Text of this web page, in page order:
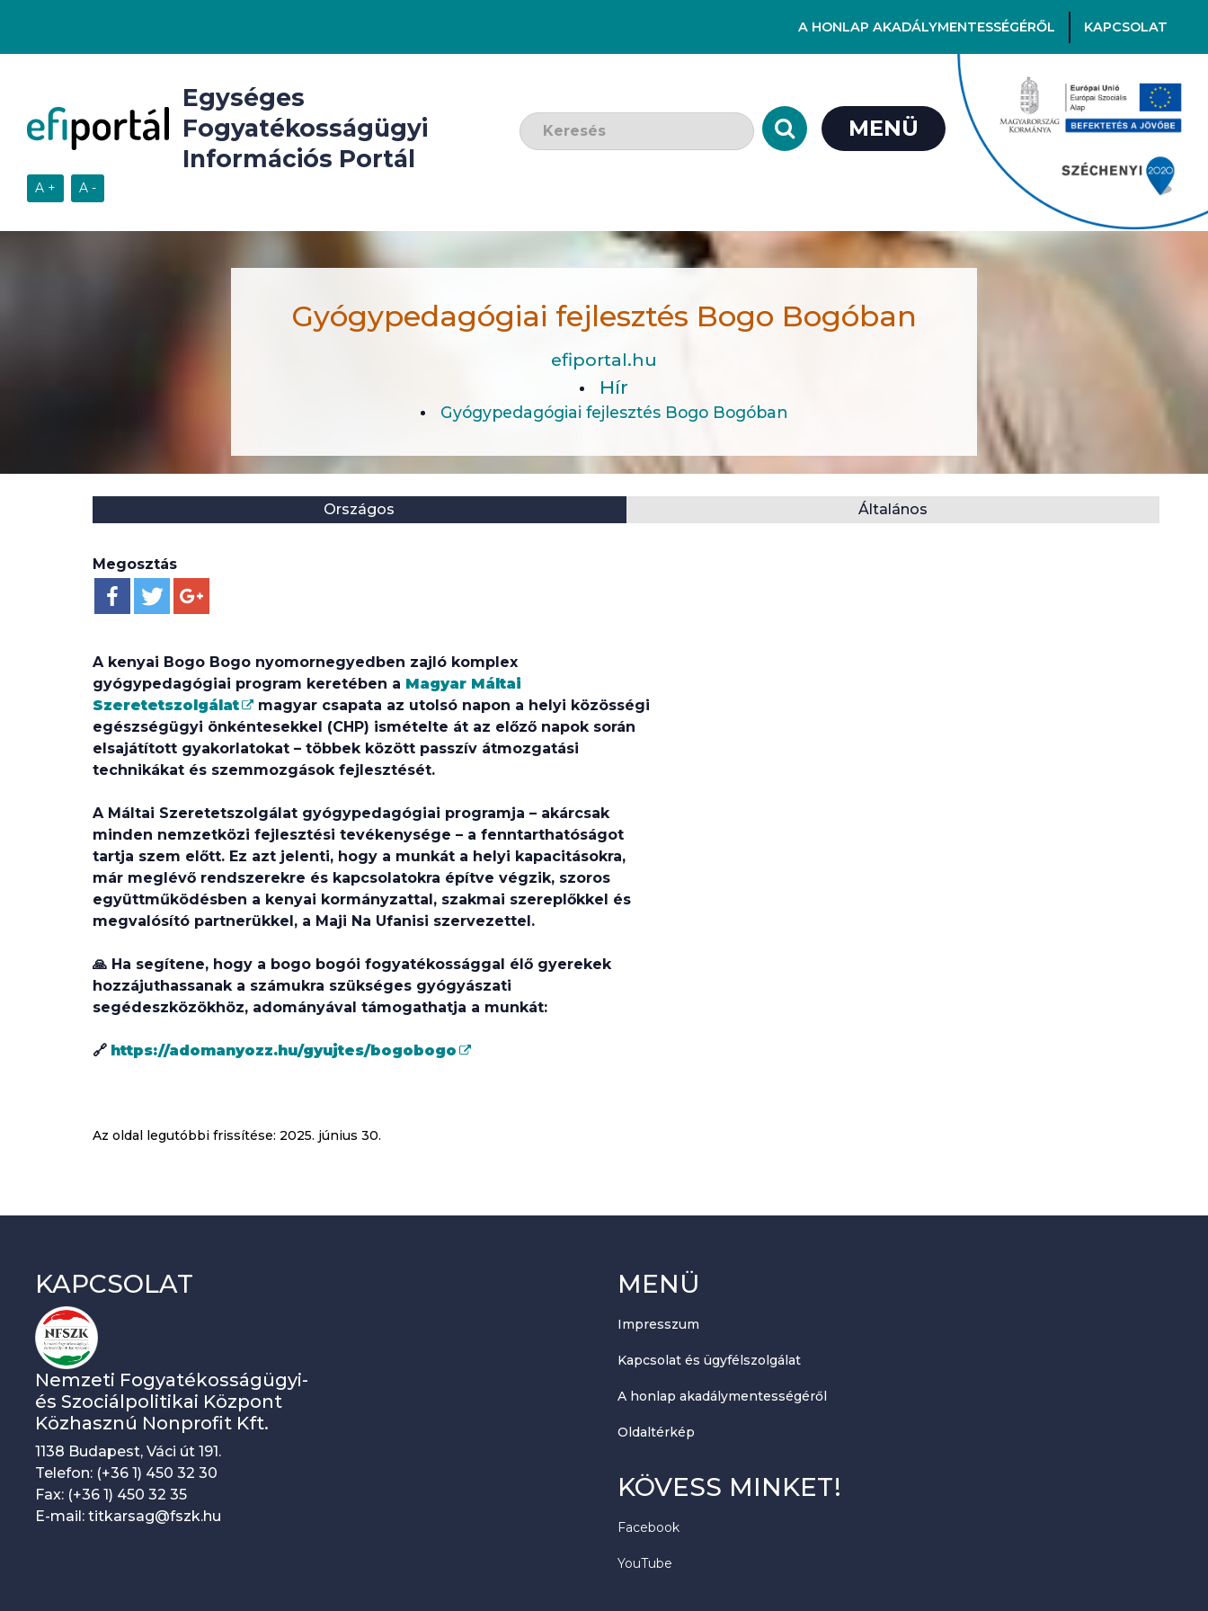
A HONLAP AKADÁLYMENTESSÉGÉRŐL KAPCSOLAT
Egységes
Fogyatékosságügyi
Információs Portál
Keresendő szó: MENÜ
Gyógypedagógiai fejlesztés Bogo Bogóban
efiportal.hu
Hír
Gyógypedagógiai fejlesztés Bogo Bogóban
Országos Általános
Megosztás
A kenyai Bogo Bogo nyomornegyedben zajló komplex
gyógypedagógiai program keretében a Magyar Máltai
Szeretetszolgálat
magyar csapata az utolsó napon a helyi közösségi
egészségügyi önkéntesekkel (CHP) ismételte át az előző napok során
elsajátított gyakorlatokat – többek között passzív átmozgatási
technikákat és szemmozgások fejlesztését.
A Máltai Szeretetszolgálat gyógypedagógiai programja – akárcsak
minden nemzetközi fejlesztési tevékenysége – a fenntarthatóságot
tartja szem előtt. Ez azt jelenti, hogy a munkát a helyi kapacitásokra,
már meglévő rendszerekre és kapcsolatokra építve végzik, szoros
együttműködésben a kenyai kormányzattal, szakmai szereplőkkel és
megvalósító partnerükkel, a Maji Na Ufanisi szervezettel.
🙏 Ha segítene, hogy a bogo bogói fogyatékossággal élő gyerekek
hozzájuthassanak a számukra szükséges gyógyászati
segédeszközökhöz, adományával támogathatja a munkát:
🔗 https://adomanyozz.hu/gyujtes/bogobogo
Az oldal legutóbbi frissítése: 2025. június 30.
KAPCSOLAT
Nemzeti Fogyatékosságügyi-
és Szociálpolitikai Központ
Közhasznú Nonprofit Kft.
1138 Budapest, Váci út 191.
Telefon: (+36 1) 450 32 30
Fax: (+36 1) 450 32 35
E-mail: titkarsag@fszk.hu
MENÜ
Impresszum
Kapcsolat és ügyfélszolgálat
A honlap akadálymentességéről
Oldaltérkép
KÖVESS MINKET!
Facebook
YouTube